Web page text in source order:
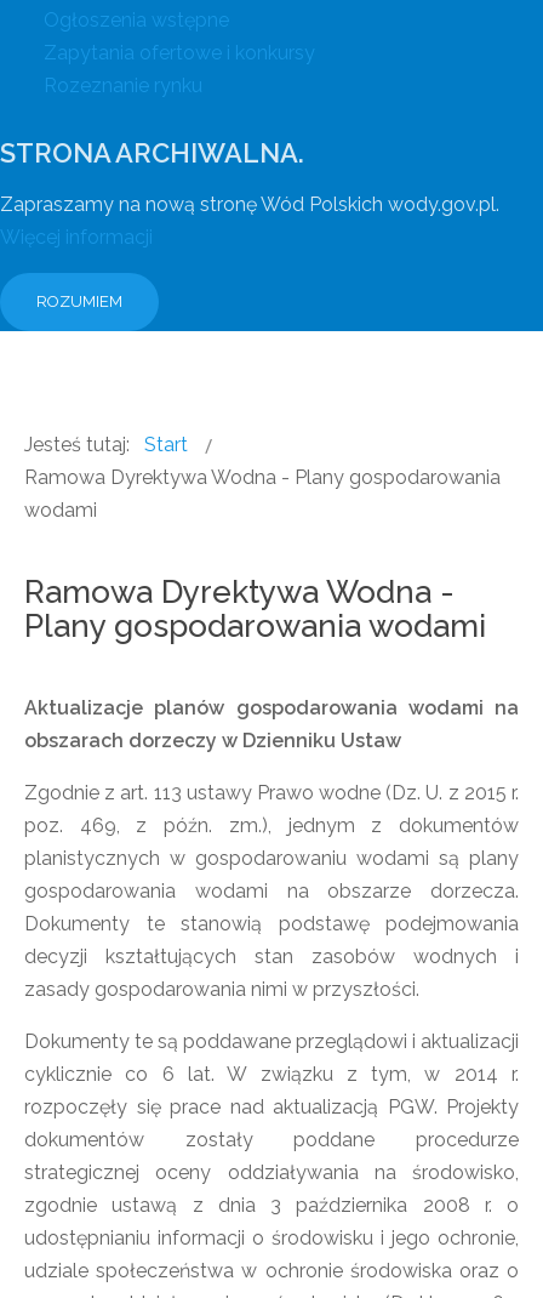
Ogłoszenia wstępne
Zapytania ofertowe i konkursy
Rozeznanie rynku
STRONA ARCHIWALNA.
Zapraszamy na nową stronę Wód Polskich wody.gov.pl.
Więcej informacji
ROZUMIEM
Jesteś tutaj:
Start
Ramowa Dyrektywa Wodna - Plany gospodarowania
wodami
Ramowa Dyrektywa Wodna -
Plany gospodarowania wodami
Aktualizacje planów gospodarowania wodami na
obszarach dorzeczy w Dzienniku Ustaw
Zgodnie z art. 113 ustawy Prawo wodne (Dz. U. z 2015 r.
poz. 469, z późn. zm.), jednym z dokumentów
planistycznych w gospodarowaniu wodami są plany
gospodarowania wodami na obszarze dorzecza.
Dokumenty te stanowią podstawę podejmowania
decyzji kształtujących stan zasobów wodnych i
zasady gospodarowania nimi w przyszłości.
Dokumenty te są poddawane przeglądowi i aktualizacji
cyklicznie co 6 lat. W związku z tym, w 2014 r.
rozpoczęły się prace nad aktualizacją PGW. Projekty
dokumentów zostały poddane procedurze
strategicznej oceny oddziaływania na środowisko,
zgodnie ustawą z dnia 3 października 2008 r. o
udostępnianiu informacji o środowisku i jego ochronie,
udziale społeczeństwa w ochronie środowiska oraz o